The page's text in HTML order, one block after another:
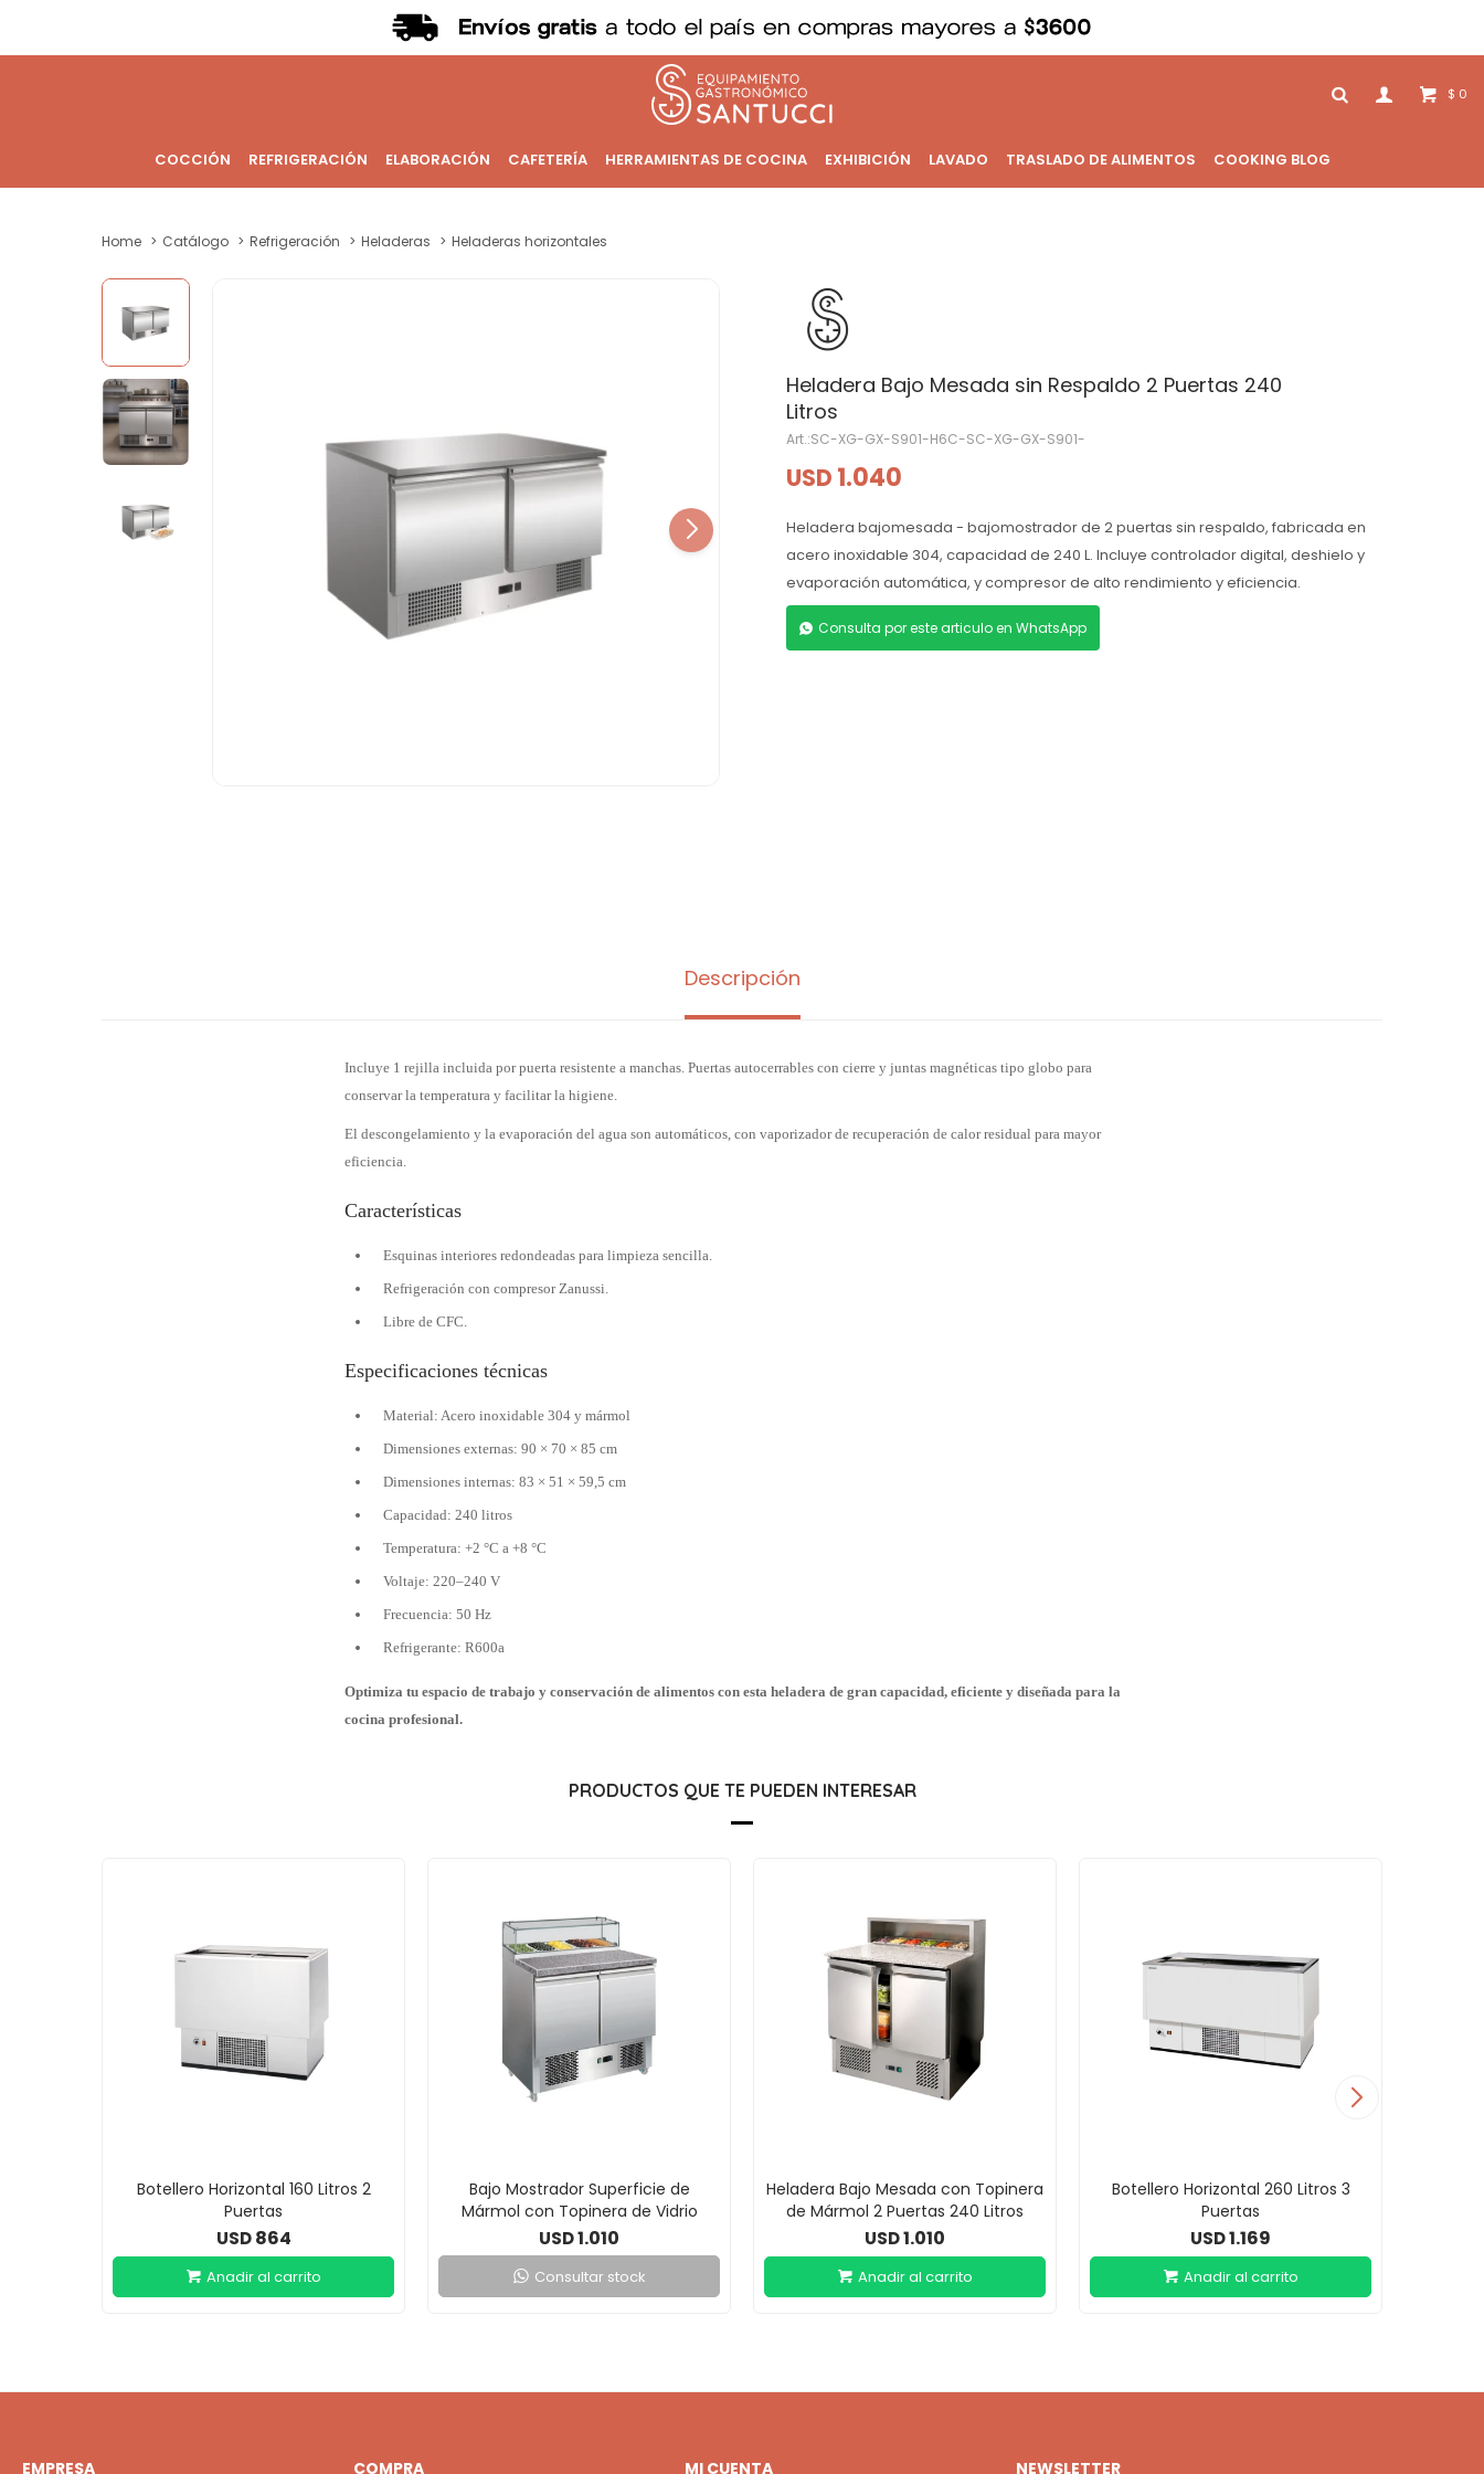
COCCIÓN REFRIGERACIÓN ELABORACIÓN CAFETERÍA HERRAMIENTAS DE COCINA EXHIBICIÓN LAVADO TRASLADO DE ALIMENTOS COOKING BLOG
$ 0
Home Catálogo Refrigeración Heladeras Heladeras horizontales
Heladera Bajo Mesada sin Respaldo 2 Puertas 240
Litros
SC-XG-GX-S901-H6C-SC-XG-GX-S901-
USD 1.040
Heladera bajomesada - bajomostrador de 2 puertas sin respaldo, fabricada en
acero inoxidable 304, capacidad de 240 L. Incluye controlador digital, deshielo y
evaporación automática, y compresor de alto rendimiento y eficiencia.
Consulta por este articulo en WhatsApp
Descripción
Incluye 1 rejilla incluida por puerta resistente a manchas. Puertas autocerrables con cierre y juntas magnéticas tipo globo para
conservar la temperatura y facilitar la higiene.
El descongelamiento y la evaporación del agua son automáticos, con vaporizador de recuperación de calor residual para mayor
eficiencia.
Características
Esquinas interiores redondeadas para limpieza sencilla.
Refrigeración con compresor Zanussi.
Libre de CFC.
Especificaciones técnicas
Material: Acero inoxidable 304 y mármol
Dimensiones externas: 90 × 70 × 85 cm
Dimensiones internas: 83 × 51 × 59,5 cm
Capacidad: 240 litros
Temperatura: +2 °C a +8 °C
Voltaje: 220–240 V
Frecuencia: 50 Hz
Refrigerante: R600a
Optimiza tu espacio de trabajo y conservación de alimentos con esta heladera de gran capacidad, eficiente y diseñada para la
cocina profesional.
PRODUCTOS QUE TE PUEDEN INTERESAR
Botellero Horizontal 160 Litros 2
Puertas
USD 864
Bajo Mostrador Superficie de
Mármol con Topinera de Vidrio
USD1.010
Consultar stock
Heladera Bajo Mesada con Topinera
de Mármol 2 Puertas 240 Litros
USD1.010
Botellero Horizontal 260 Litros 3
Puertas
USD1.169
EMPRESA COMPRA MI CUENTA NEWSLETTER